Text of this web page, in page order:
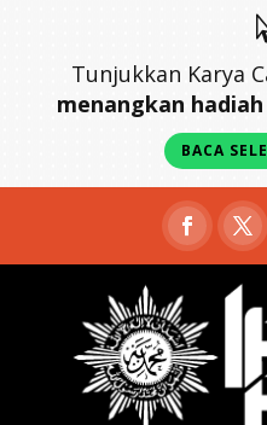
Tunjukkan Karya
menangkan
BACA